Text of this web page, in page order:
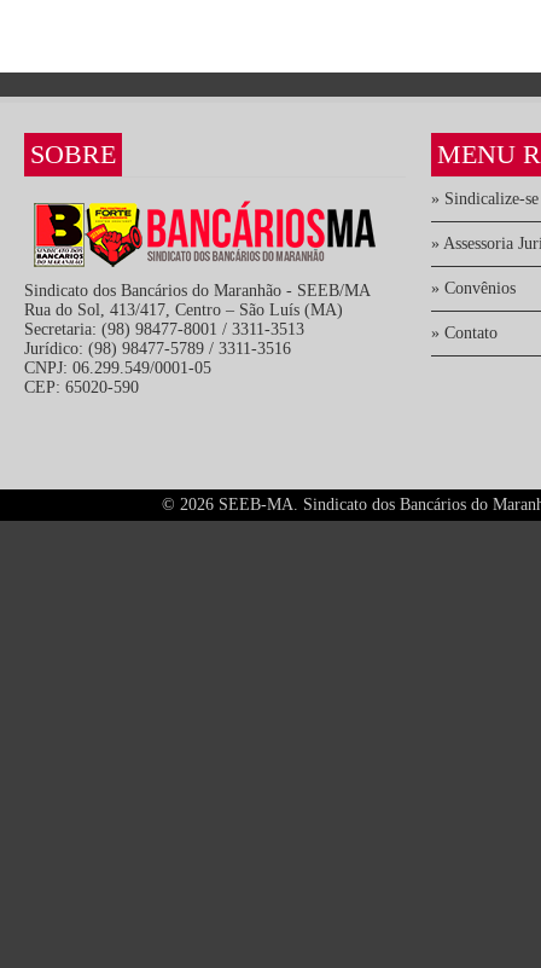
SOBRE
Sindicato dos Bancários do Maranhão - SEEB/MA
Rua do Sol, 413/417, Centro – São Luís (MA)
Secretaria: (98) 98477-8001 / 3311-3513
Jurídico: (98) 98477-5789 / 3311-3516
CNPJ: 06.299.549/0001-05
CEP: 65020-590
MENU
» Sindicalize-se
» Assessoria
» Convênios
» Contato
© 2026 SEEB-MA. Sindicato dos Bancários do